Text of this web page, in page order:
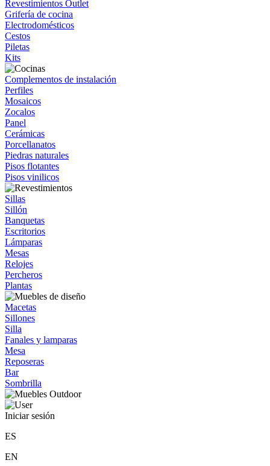
Revestimientos Outlet
Grifería de cocina
Electrodomésticos
Cestos
Piletas
Kits
Complementos de instalación
Perfiles
Mosaicos
Zocalos
Panel
Cerámicas
Porcellanatos
Piedras naturales
Pisos flotantes
Pisos vinilicos
Sillas
Sillón
Banquetas
Escritorios
Lámparas
Mesas
Relojes
Percheros
Plantas
Macetas
Sillones
Silla
Fanales y lamparas
Mesa
Reposeras
Bar
Sombrilla
Iniciar sesión
ES
EN